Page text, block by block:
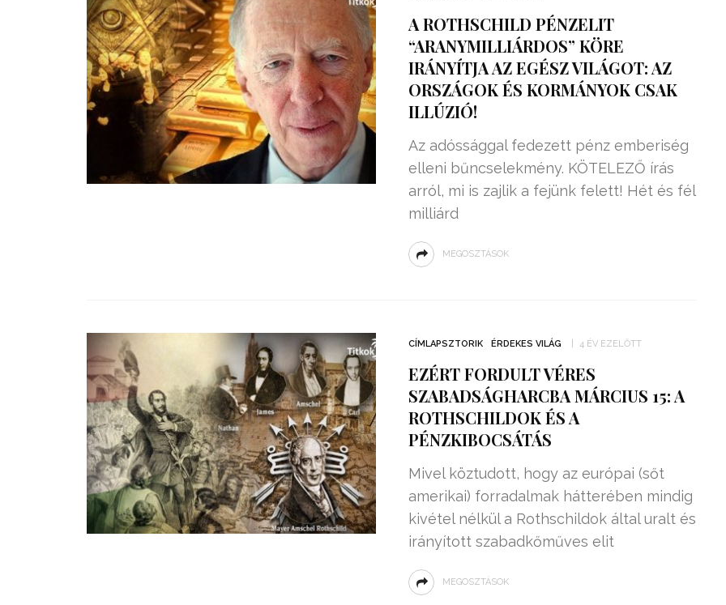
A ROTHSCHILD PÉNZELIT
“ARANYMILLIÁRDOS” KÖRE
IRÁNYÍTJA AZ EGÉSZ VILÁGOT: AZ
ORSZÁGOK ÉS KORMÁNYOK CSAK
ILLÚZIÓ!
Az adóssággal fedezett pénz emberiség
elleni bűncselekmény. KÖTELEZŐ írás
arról, mi is zajlik a fejünk felett! Hét és fél
milliárd
MEGOSZTÁSOK
CÍMLAPSZTORIK ÉRDEKES VILÁG 4 ÉV EZELŐTT
EZÉRT FORDULT VÉRES
SZABADSÁGHARCBA MÁRCIUS 15: A
ROTHSCHILDOK ÉS A
PÉNZKIBOCSÁTÁS
Mivel köztudott, hogy az európai (sőt
amerikai) forradalmak hátterében mindig
kivétel nélkül a Rothschildok által uralt és
irányított szabadkőműves elit
MEGOSZTÁSOK